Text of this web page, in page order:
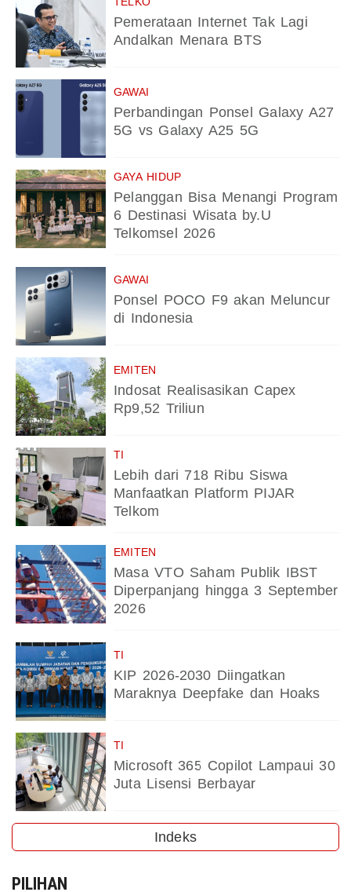
Pemerataan Internet Tak Lagi
Andalkan Menara BTS
GAWAI
Perbandingan Ponsel Galaxy A27
5G vs Galaxy A25 5G
GAYA HIDUP
Pelanggan Bisa Menangi Program
6 Destinasi Wisata by.U
Telkomsel 2026
GAWAI
Ponsel POCO F9 akan Meluncur
di Indonesia
EMITEN
Indosat Realisasikan Capex
Rp9,52 Triliun
TI
Lebih dari 718 Ribu Siswa
Manfaatkan Platform PIJAR
Telkom
EMITEN
Masa VTO Saham Publik IBST
Diperpanjang hingga 3 September
2026
TI
KIP 2026-2030 Diingatkan
Maraknya Deepfake dan Hoaks
TI
Microsoft 365 Copilot Lampaui 30
Juta Lisensi Berbayar
Indeks
PILIHAN